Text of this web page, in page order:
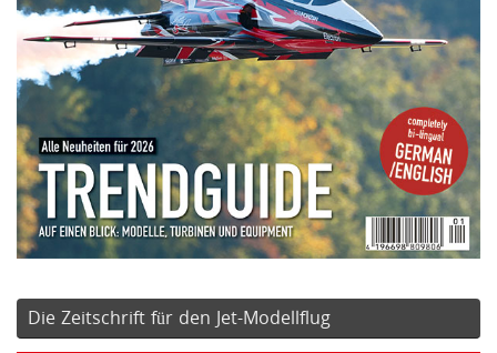
Die Zeitschrift für den Jet-Modellflug